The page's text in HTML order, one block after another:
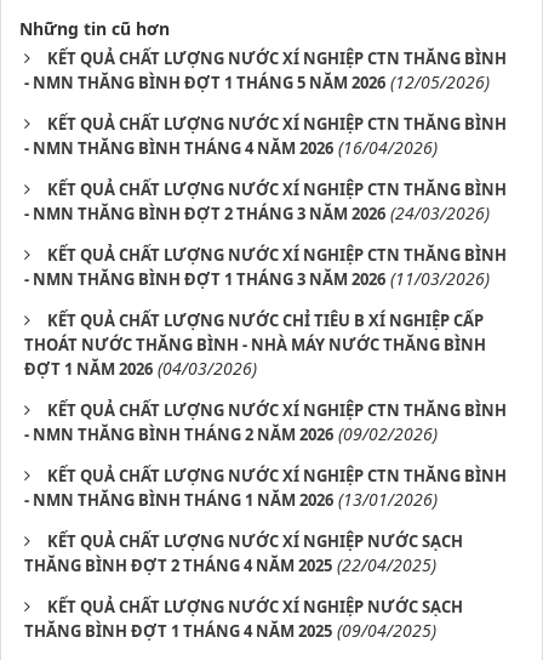
Những tin cũ hơn
KẾT QUẢ CHẤT LƯỢNG NƯỚC XÍ NGHIỆP CTN THĂNG BÌNH
- NMN THĂNG BÌNH ĐỢT 1 THÁNG 5 NĂM 2026 (12/05/2026)
KẾT QUẢ CHẤT LƯỢNG NƯỚC XÍ NGHIỆP CTN THĂNG BÌNH
- NMN THĂNG BÌNH THÁNG 4 NĂM 2026 (16/04/2026)
KẾT QUẢ CHẤT LƯỢNG NƯỚC XÍ NGHIỆP CTN THĂNG BÌNH
- NMN THĂNG BÌNH ĐỢT 2 THÁNG 3 NĂM 2026 (24/03/2026)
KẾT QUẢ CHẤT LƯỢNG NƯỚC XÍ NGHIỆP CTN THĂNG BÌNH
- NMN THĂNG BÌNH ĐỢT 1 THÁNG 3 NĂM 2026 (11/03/2026)
KẾT QUẢ CHẤT LƯỢNG NƯỚC CHỈ TIÊU B XÍ NGHIỆP CẤP
THOÁT NƯỚC THĂNG BÌNH - NHÀ MÁY NƯỚC THĂNG BÌNH
ĐỢT 1 NĂM 2026 (04/03/2026)
KẾT QUẢ CHẤT LƯỢNG NƯỚC XÍ NGHIỆP CTN THĂNG BÌNH
- NMN THĂNG BÌNH THÁNG 2 NĂM 2026 (09/02/2026)
KẾT QUẢ CHẤT LƯỢNG NƯỚC XÍ NGHIỆP CTN THĂNG BÌNH
- NMN THĂNG BÌNH THÁNG 1 NĂM 2026 (13/01/2026)
KẾT QUẢ CHẤT LƯỢNG NƯỚC XÍ NGHIỆP NƯỚC SẠCH
THĂNG BÌNH ĐỢT 2 THÁNG 4 NĂM 2025 (22/04/2025)
KẾT QUẢ CHẤT LƯỢNG NƯỚC XÍ NGHIỆP NƯỚC SẠCH
THĂNG BÌNH ĐỢT 1 THÁNG 4 NĂM 2025 (09/04/2025)